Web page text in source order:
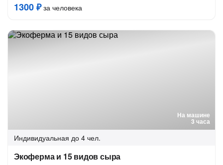
1300 ₽за человека
На машине
3 часа
Индивидуальная до 4 чел.
Экоферма и 15 видов сыра